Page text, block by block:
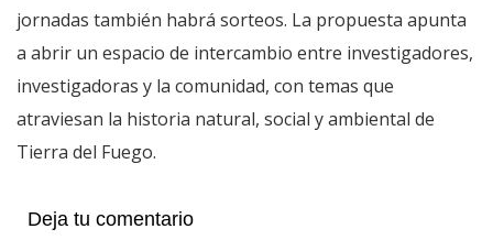
jornadas también habrá sorteos. La propuesta apunta
a abrir un espacio de intercambio entre investigadores,
investigadoras y la comunidad, con temas que
atraviesan la historia natural, social y ambiental de
Tierra del Fuego.
Deja tu comentario